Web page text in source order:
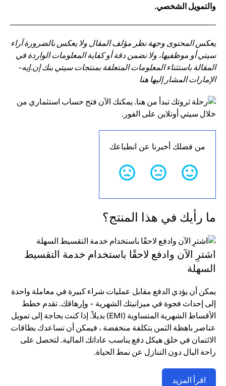
والتمويل الشخصي.
يعكس المحتوى وجهة نظر مؤلف المقال ولا يعكس بالضرورة آراء
سيتي أو موظفيها، ولا نضمن دقة أو كفاية المعلومات الواردة في
المقالة باستثناء المعلومات المتعلقة بمنتجات سيتي بنك إن.إيه-
الإمارات المشار إليها هنا
من فضلك أخبرنا عن انطباعك
ما رأيك في هذا المنتج؟
اشترِ الآن وادفع لاحقًا باستخدام خدمة التقسيط
السهلة
يمكن أن يؤدي الدفع مقابل عمليات شراء كبيرة في معاملة واحدة
إلى إحداث فجوة في ميزانيتك الشهرية - وإرهاقك. تقدم خطط
الأقساط الشهرية المتساوية (EMI) بديلاً. إذا كنت بحاجة إلى تمويل
عناصر باهظة الثمن بتكلفة منخفضة ، فيمكن أن تساعدك بطاقات
الائتمان في خلق هيكل دفع يناسب عاداتك المالية. لتحصل على
راحة البال دون التنازل عن نمط الحياة.
اقرأ المزيد